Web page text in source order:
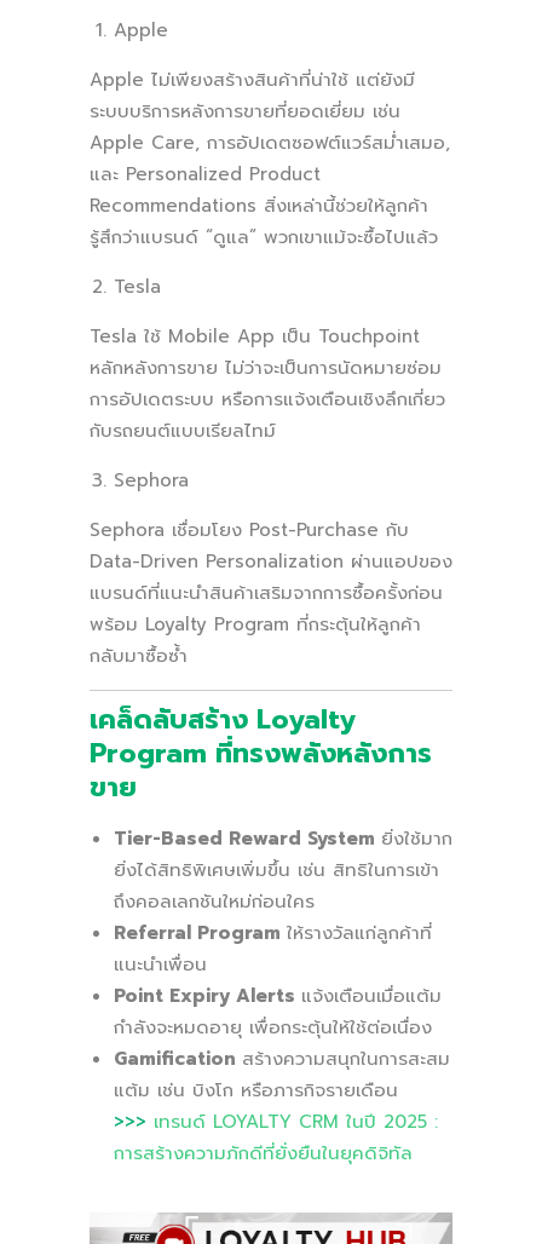
Apple
Apple ไม่เพียงสร้างสินค้าที่น่าใช้ แต่ยังมี
ระบบบริการหลังการขายที่ยอดเยี่ยม เช่น
Apple Care, การอัปเดตซอฟต์แวร์สม่ำเสมอ,
และ Personalized Product
Recommendations สิ่งเหล่านี้ช่วยให้ลูกค้า
รู้สึกว่าแบรนด์ “ดูแล” พวกเขาแม้จะซื้อไปแล้ว​
Tesla
Tesla ใช้ Mobile App เป็น Touchpoint
หลักหลังการขาย ไม่ว่าจะเป็นการนัดหมายซ่อม
การอัปเดตระบบ หรือการแจ้งเตือนเชิงลึกเกี่ยว
กับรถยนต์แบบเรียลไทม์
Sephora
Sephora เชื่อมโยง Post-Purchase กับ
Data-Driven Personalization ผ่านแอปของ
แบรนด์ที่แนะนำสินค้าเสริมจากการซื้อครั้งก่อน
พร้อม Loyalty Program ที่กระตุ้นให้ลูกค้า
กลับมาซื้อซ้ำ
เคล็ดลับสร้าง Loyalty
Program ที่ทรงพลังหลังการ
ขาย
Tier-Based Reward System ยิ่งใช้มาก
ยิ่งได้สิทธิพิเศษเพิ่มขึ้น เช่น สิทธิในการเข้า
ถึงคอลเลกชันใหม่ก่อนใคร
Referral Program ให้รางวัลแก่ลูกค้าที่
แนะนำเพื่อน
Point Expiry Alerts แจ้งเตือนเมื่อแต้ม
กำลังจะหมดอายุ เพื่อกระตุ้นให้ใช้ต่อเนื่อง
Gamification สร้างความสนุกในการสะสม
แต้ม เช่น บิงโก หรือภารกิจรายเดือน
>>> เทรนด์ LOYALTY CRM ในปี 2025 :
การสร้างความภักดีที่ยั่งยืนในยุคดิจิทัล